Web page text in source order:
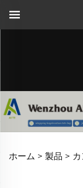
ホーム > 製品 >